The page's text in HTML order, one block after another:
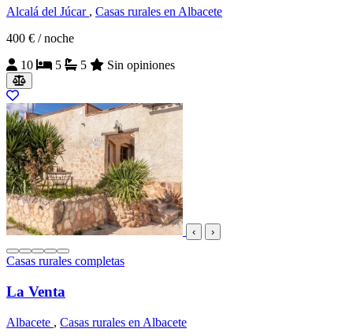
Alcalá del Júcar , Casas rurales en Albacete
400 € / noche
10
5 5 Sin opiniones
‹ ›
Casas rurales completas
La Venta
Albacete , Casas rurales en Albacete